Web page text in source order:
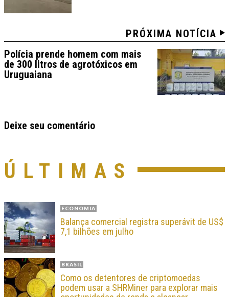
PRÓXIMA NOTÍCIA
Polícia prende homem com mais
de 300 litros de agrotóxicos em
Uruguaiana
Deixe seu comentário
ÚLTIMAS
ECONOMIA
Balança comercial registra superávit de US$
7,1 bilhões em julho
BRASIL
Como os detentores de criptomoedas
podem usar a SHRMiner para explorar mais